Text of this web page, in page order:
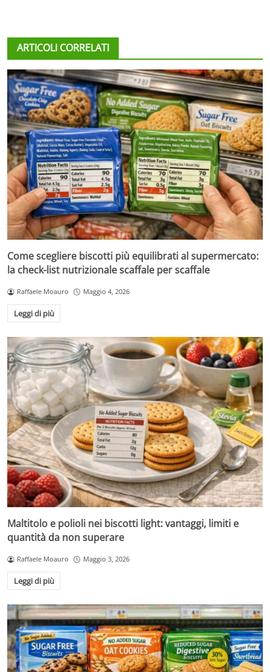
ARTICOLI CORRELATI
Come scegliere biscotti più equilibrati al supermercato:
la check-list nutrizionale scaffale per scaffale
Raffaele Moauro Maggio 4, 2026
Leggi di più
Maltitolo e polioli nei biscotti light: vantaggi, limiti e
quantità da non superare
Raffaele Moauro Maggio 3, 2026
Leggi di più